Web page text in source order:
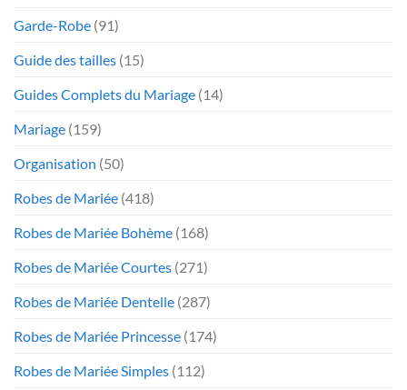
Garde-Robe (91)
Guide des tailles (15)
Guides Complets du Mariage (14)
Mariage (159)
Organisation (50)
Robes de Mariée (418)
Robes de Mariée Bohème (168)
Robes de Mariée Courtes (271)
Robes de Mariée Dentelle (287)
Robes de Mariée Princesse (174)
Robes de Mariée Simples (112)